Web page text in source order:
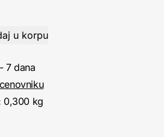
7 dana
0,300 kg